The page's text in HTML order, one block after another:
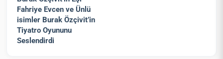
Fahriye Evcen ve Ünlü
isimler Burak Özçivit’in
Tiyatro Oyununu
Seslendirdi